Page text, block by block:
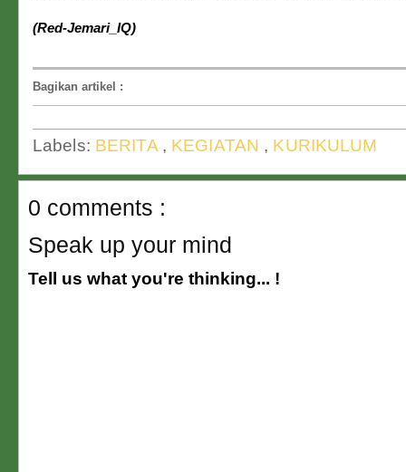
(Red-Jemari_IQ)
Bagikan artikel :
Labels: BERITA , KEGIATAN , KURIKULUM
0 comments :
Speak up your mind
Tell us what you're thinking... !